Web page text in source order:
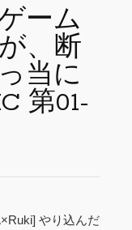
ーム
、断
当に
第01-
やり込んだ